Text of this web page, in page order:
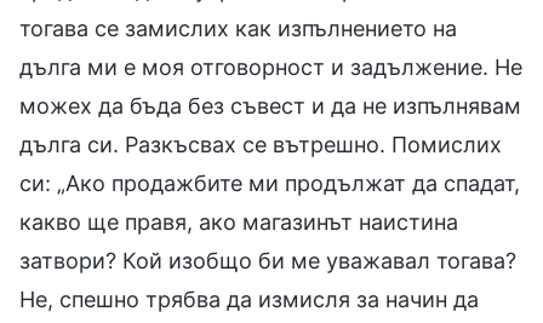
тогава се замислих как изпълнението на
дълга ми е моя отговорност и задължение. Не
можех да бъда без съвест и да не изпълнявам
дълга си. Разкъсвах се вътрешно. Помислих
си: „Ако продажбите ми продължат да спадат,
какво ще правя, ако магазинът наистина
затвори? Кой изобщо би ме уважавал тогава?
Не, спешно трябва да измисля за начин да